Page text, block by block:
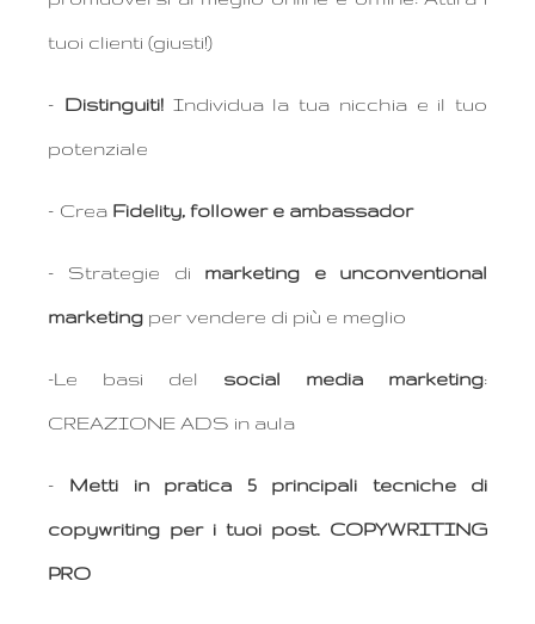
tuoi clienti (giusti!)
– Distinguiti!Individua la tua nicchia e il tuo
potenziale
– Crea Fidelity, follower e ambassador
– Strategie di marketing e unconventional
marketing per vendere di più e meglio
-Le basi del social media marketing:
CREAZIONE ADS in aula
– Metti in pratica 5 principali tecniche di
copywriting per i tuoi post. COPYWRITING
PRO